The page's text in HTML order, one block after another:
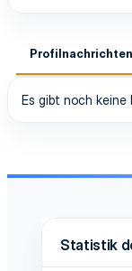
Profilnachrichten
Es gibt noch keine
Statistik